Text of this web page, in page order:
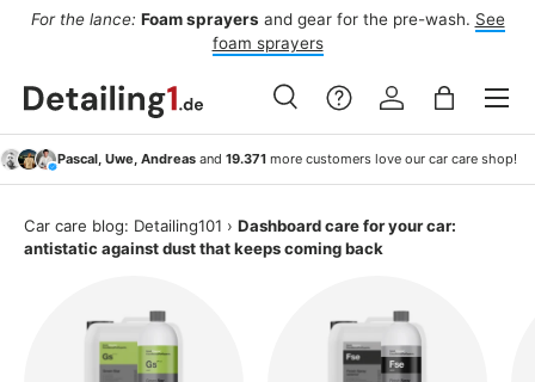
For the lance: Foam sprayers and gear for the pre-wash. See
foam sprayers
Search
Search
Search Log inBag
Menu
Pascal, Uwe, Andreasand 19.371more customers love our car care shop!
Car care blog: Detailing101 › Dashboard care for your car:
antistatic against dust that keeps coming back